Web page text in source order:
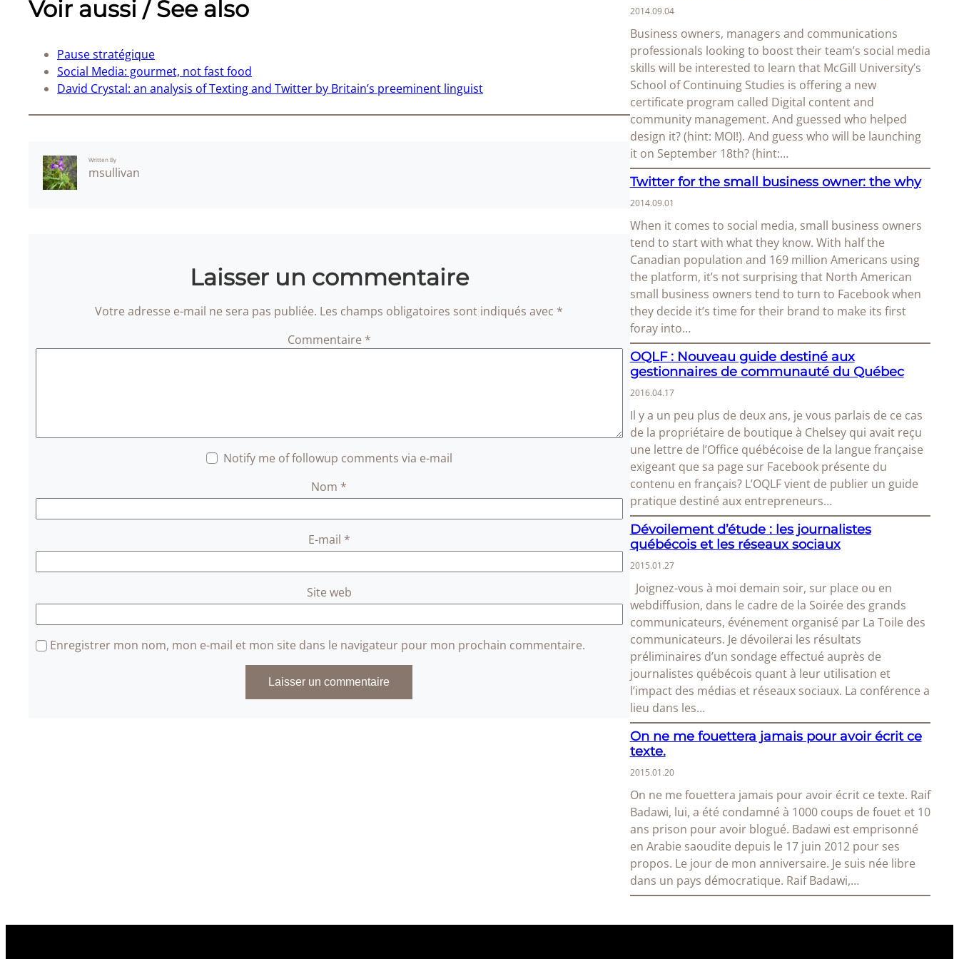
Voir aussi / See also
Pause stratégique
Social Media: gourmet, not fast food
David Crystal: an analysis of Texting and Twitter by Britain’s preeminent linguist
Written By
msullivan
Laisser un commentaire
Votre adresse e-mail ne sera pas publiée. Les champs obligatoires sont indiqués avec *
Commentaire *
Notify me of followup comments via e-mail
Nom *
E-mail *
Site web
Enregistrer mon nom, mon e-mail et mon site dans le navigateur pour mon prochain commentaire.
2014.09.04
Business owners, managers and communications
professionals looking to boost their team’s social media
skills will be interested to learn that McGill University’s
School of Continuing Studies is offering a new
certificate program called Digital content and
community management. And guessed who helped
design it? (hint: MOI!). And guess who will be launching
it on September 18th? (hint:…
Twitter for the small business owner: the why
2014.09.01
When it comes to social media, small business owners
tend to start with what they know. With half the
Canadian population and 169 million Americans using
the platform, it’s not surprising that North American
small business owners tend to turn to Facebook when
they decide it’s time for their brand to make its first
foray into…
OQLF : Nouveau guide destiné aux
gestionnaires de communauté du Québec
2016.04.17
Il y a un peu plus de deux ans, je vous parlais de ce cas
de la propriétaire de boutique à Chelsey qui avait reçu
une lettre de l’Office québécoise de la langue française
exigeant que sa page sur Facebook présente du
contenu en français? L’OQLF vient de publier un guide
pratique destiné aux entrepreneurs…
Dévoilement d’étude : les journalistes
québécois et les réseaux sociaux
2015.01.27
Joignez-vous à moi demain soir, sur place ou en
webdiffusion, dans le cadre de la Soirée des grands
communicateurs, événement organisé par La Toile des
communicateurs. Je dévoilerai les résultats
préliminaires d’un sondage effectué auprès de
journalistes québécois quant à leur utilisation et
l’impact des médias et réseaux sociaux. La conférence a
lieu dans les…
On ne me fouettera jamais pour avoir écrit ce
texte.
2015.01.20
On ne me fouettera jamais pour avoir écrit ce texte. Raif
Badawi, lui, a été condamné à 1000 coups de fouet et 10
ans prison pour avoir blogué. Badawi est emprisonné
en Arabie saoudite depuis le 17 juin 2012 pour ses
propos. Le jour de mon anniversaire. Je suis née libre
dans un pays démocratique. Raif Badawi,…